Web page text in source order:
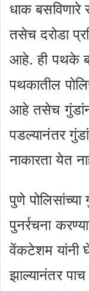
धाक बसविणारे
तसेच दरोडा
आहे. ही पथके
पथकातील
आहे तसेच
पडल्यानंतर
नाकारता येत
पुणे
पुनर्रचना
वेंकटेशम यांनी
झाल्यानंतर